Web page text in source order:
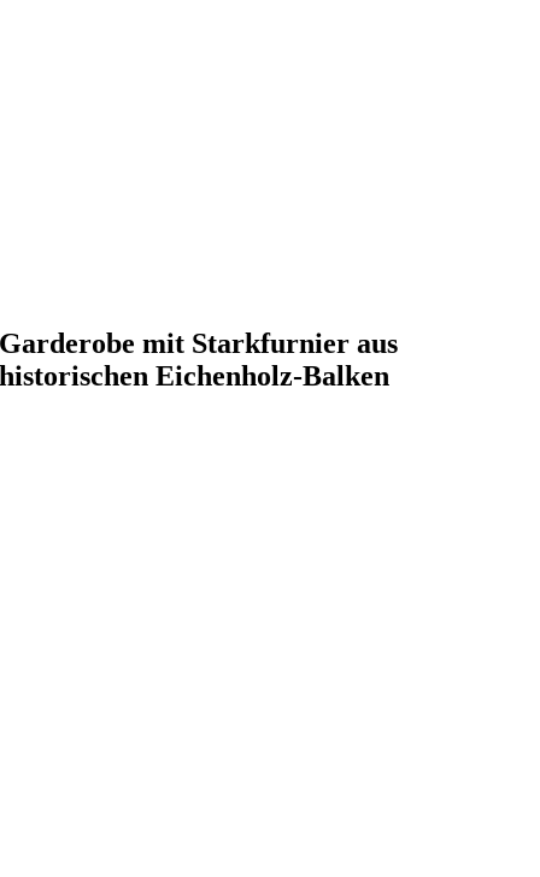
Garderobe mit Starkfurnier aus
historischen Eichenholz-Balken